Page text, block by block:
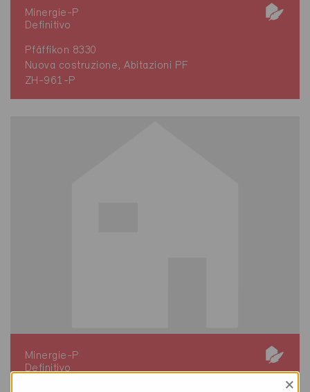
Minergie-P
Definitivo
Pfäffikon 8330
Nuova costruzione, Abitazioni PF
ZH-961-P
Minergie-P
Definitivo
×